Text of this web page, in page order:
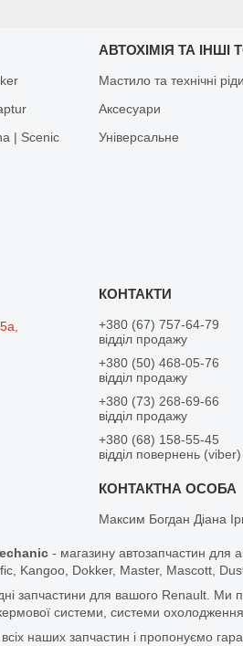
| Scenic
АВТОХІМІЯ ТА ІНШІ
Мастило та технічні
Аксесуари
Універсальне
+380 (67) 757-64-79
відділ продажу
+380 (50) 468-05-76
відділ продажу
+380 (73) 268-69-66
відділ продажу
+380 (68) 158-55-45
відділ повернень (viber)
Максим Богдан Діана
- магазину автозапчастин для
Kangoo, Dokker, Master, Mascott,
запчастини для вашого Renault. Ми
системи, системи
наших запчастин і пропонуємо